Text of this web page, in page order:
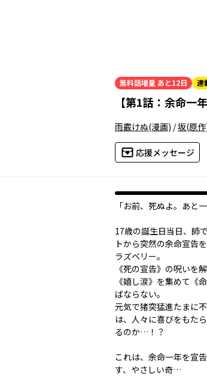
無料話増量 あと12日 連
2023年03月10日
【第1話：余命一
雨霰けぬ(漫画) /坂(原
応援メッセージ
「お前、死ぬよ。あと一
17歳の誕生日当日、師
トから突然の余命宣告
ラズベリー。
《死の宣告》の呪いを
《嬉し涙》を集めて《
ばならない。
元気で猪突猛進たまに
は、人々に喜びをもた
るのか…！？
これは、余命一年を宣
す、やさしい奇…